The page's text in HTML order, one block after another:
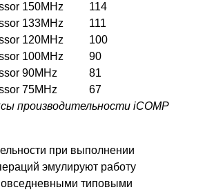
150MHz
114
133MHz
111
120MHz
100
100MHz
90
90MHz
81
75MHz
67
производительности iCOMP
при выполнении
эмулируют работу
типовыми